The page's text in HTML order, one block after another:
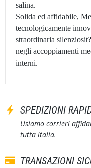
salina.
Solida ed affidabile,
tecnologicamente
straordinaria
negli accoppiamenti
interni.
SPEDIZIONI
Usiamo corrieri
tutta italia.
TRANSAZIONI